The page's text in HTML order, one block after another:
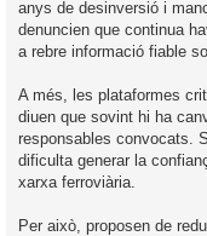
anys de desinversió i
denuncien que continua
a rebre informació fiable
A més, les plataformes
diuen que sovint hi ha
responsables convocats.
dificulta generar la
xarxa ferroviària.
Per això, proposen de